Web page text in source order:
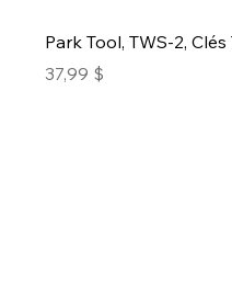
Park Tool, TWS-2,
Prix
37,99 $